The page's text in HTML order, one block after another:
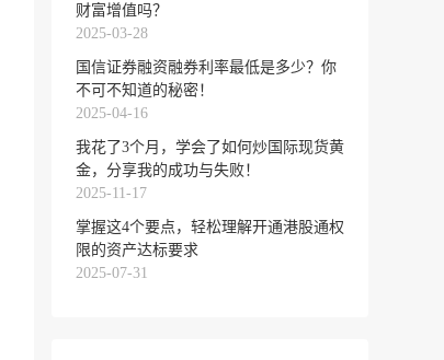
财富增值吗？
2025-03-28
国信证券融资融券利率最低是多少？你
不可不知道的秘密！
2025-04-16
我花了3个月，学会了如何炒国际现货黄
金，分享我的成功与失败！
2025-11-17
掌握这4个要点，轻松理解开通港股通权
限的资产达标要求
2025-07-31